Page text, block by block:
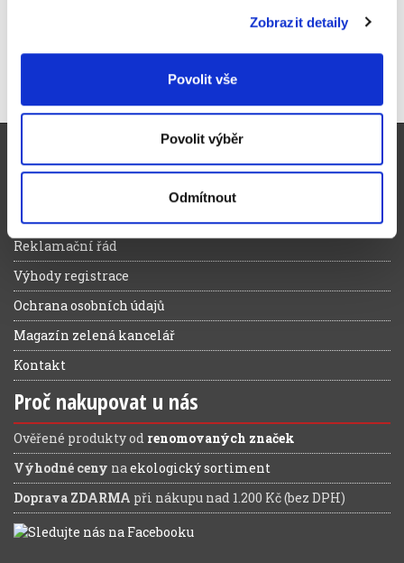
Zobrazit detaily
Povolit vše
Povolit výběr
Odmítnout
Reklamační řád
Výhody registrace
Ochrana osobních údajů
Magazín zelená kancelář
Kontakt
Proč nakupovat u nás
Ověřené produkty od renomovaných značek
Výhodné ceny naekologický sortiment
Doprava ZDARMA při nákupu nad 1.200 Kč (bez DPH)